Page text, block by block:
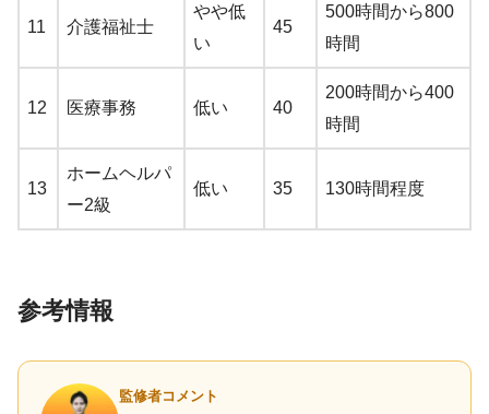
11 介護福祉士
やや低
い
45
500時間から800
時間
12 医療事務 低い 40
200時間から400
時間
13
ホームヘルパ
ー2級
低い 35 130時間程度
参考情報
監修者コメント